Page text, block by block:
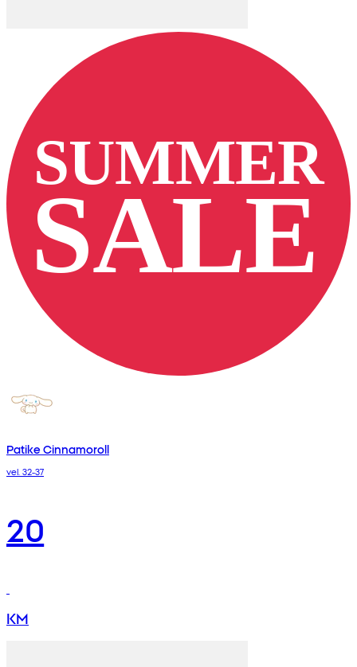
Patike Cinnamoroll
vel. 32-37
20
KM